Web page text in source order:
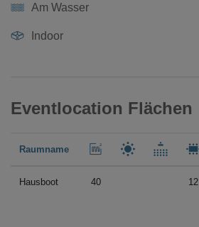
Am Wasser
Indoor
Eventlocation Flächen
Raumname
Hausboot 40 12